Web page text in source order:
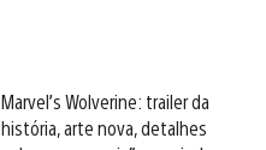
Marvel’s Wolverine: trailer da
história, arte nova, detalhes